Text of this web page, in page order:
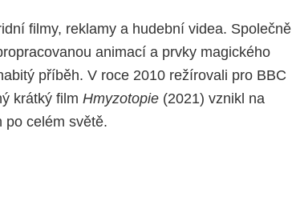
filmy, reklamy a hudební videa. Společně
animací a prvky magického
příběh. V roce 2010 režírovali pro BBC
krátký film Hmyzotopie (2021) vznikl na
po celém světě.